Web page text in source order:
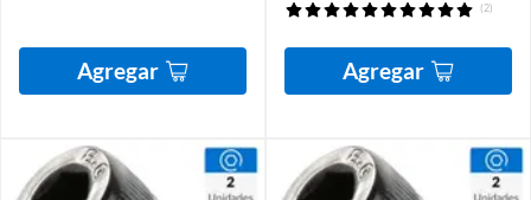
Agregar
(2)
Agregar